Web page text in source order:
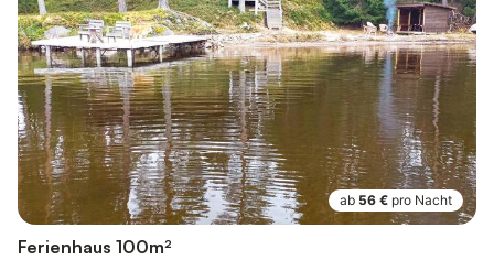
ab 56 € pro Nacht
Ferienhaus 100m²